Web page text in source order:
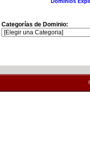
Categorías de Dominio: